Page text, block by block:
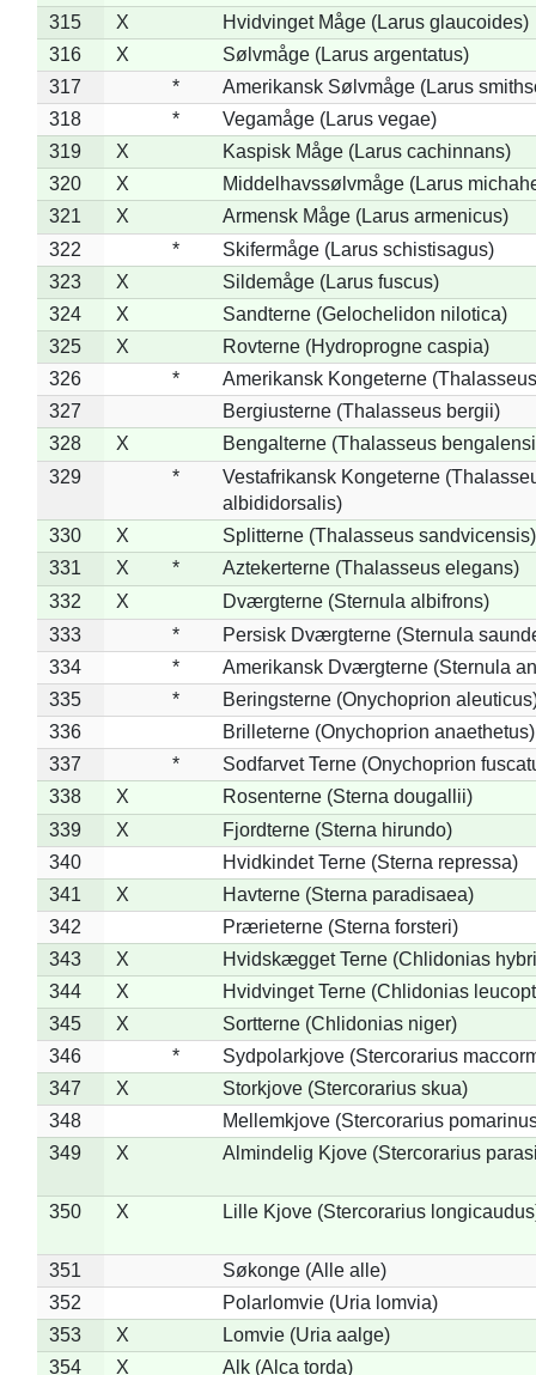
315
X
Hvidvinget Måge (Larus glaucoides)
316
X
Sølvmåge (Larus argentatus)
317
*
Amerikansk Sølvmåge (Larus
318
*
Vegamåge (Larus vegae)
319
X
Kaspisk Måge (Larus cachinnans)
320
X
Middelhavssølvmåge (Larus
321
X
Armensk Måge (Larus armenicus)
322
*
Skifermåge (Larus schistisagus)
323
X
Sildemåge (Larus fuscus)
324
X
Sandterne (Gelochelidon nilotica)
325
X
Rovterne (Hydroprogne caspia)
326
*
Amerikansk Kongeterne
327
Bergiusterne (Thalasseus bergii)
328
X
Bengalterne (Thalasseus
329
*
Vestafrikansk Kongeterne
albididorsalis)
330
X
Splitterne (Thalasseus sandvicensis)
331
X *
Aztekerterne (Thalasseus elegans)
332
X
Dværgterne (Sternula albifrons)
333
*
Persisk Dværgterne (Sternula
334
*
Amerikansk Dværgterne (Sternula
335
*
Beringsterne (Onychoprion
336
Brilleterne (Onychoprion anaethetus)
337
*
Sodfarvet Terne (Onychoprion
338
X
Rosenterne (Sterna dougallii)
339
X
Fjordterne (Sterna hirundo)
340
Hvidkindet Terne (Sterna repressa)
341
X
Havterne (Sterna paradisaea)
342
Prærieterne (Sterna forsteri)
343
X
Hvidskægget Terne (Chlidonias
344
X
Hvidvinget Terne (Chlidonias
345
X
Sortterne (Chlidonias niger)
346
*
Sydpolarkjove (Stercorarius
347
X
Storkjove (Stercorarius skua)
348
Mellemkjove (Stercorarius
349
X Almindelig Kjove (Stercorarius
350 X Lille Kjove (Stercorarius
351
Søkonge (Alle alle)
352
Polarlomvie (Uria lomvia)
353
X
Lomvie (Uria aalge)
354
X Alk (Alca torda)